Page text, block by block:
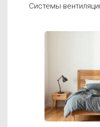
Системы